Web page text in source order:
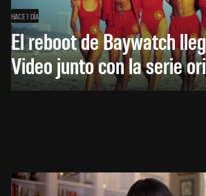
HACE 1 DÍA
El reboot de Baywatch
Video junto con la serie